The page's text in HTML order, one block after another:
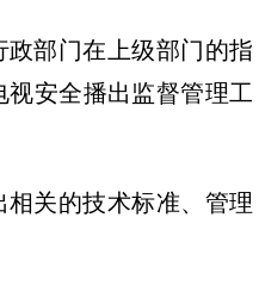
部门在上级部门的指
安全播出监督管理工
相关的技术标准、管理